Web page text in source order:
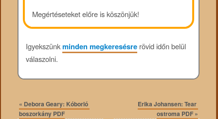
Megértéseteket előre is köszönjük!
Igyekszünkminden megkeresésrerövid időn belül
válaszolni.
« Debora Geary: Kóborló ​
boszorkány PDF
Erika Johansen: Tear ​
ostroma PDF »